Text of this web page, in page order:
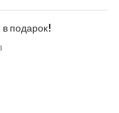
подарок!